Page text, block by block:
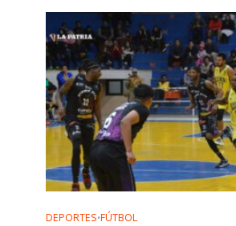
DEPORTES•FÚTBOL